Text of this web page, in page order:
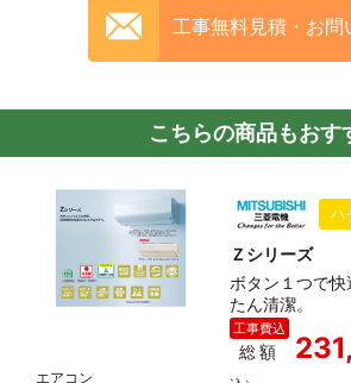
工事無料見積・お問
こちらの商品もおす
ハ
Ｚシリーズ
ボタン１つで
たん清潔。
総額